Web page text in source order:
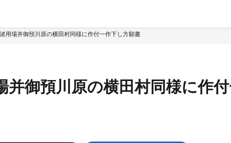
用場并御預川原の横田村同様に作付一作下し方願書
并御預川原の横田村同様に作